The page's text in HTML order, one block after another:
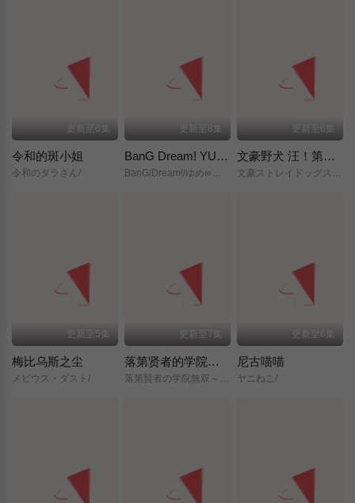
更新至6集
令和的斑小姐
令和のダラさん/
更新至8集
BanG Dream! YUME∞MITA
更新至6集
文豪野犬 汪！第二季
更新至5集
梅比乌斯之尘
メビウス・ダスト/
更新至7集
落第贤者的学院无双～第二次转生的S级开外挂魔术师冒险录～
落第賢者の学院無双～二度目の転生、Sランクチート魔術師冒険録～/
更新至6集
尼古喵喵
ヤニねこ/